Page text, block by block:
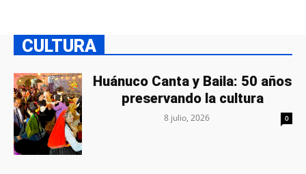
CULTURA
Huánuco Canta y Baila: 50 años
preservando la cultura
8 julio, 2026 0